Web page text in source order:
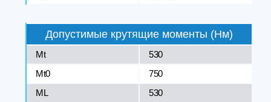
Допустимые крутящие моменты (Нм)
Mt
530
Mt0
750
ML
530